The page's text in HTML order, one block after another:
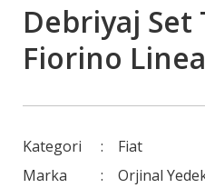
Debriyaj Set
Fiorino
Kategori
Fiat
Marka
Orjinal